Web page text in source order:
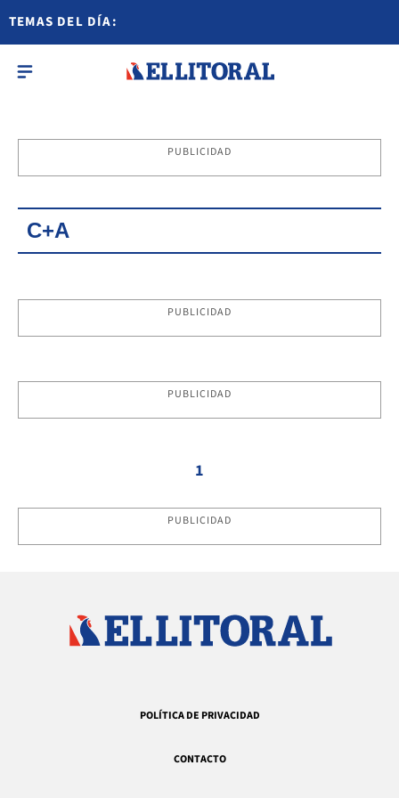
TEMAS DEL DÍA:
PUBLICIDAD
C+A
PUBLICIDAD
PUBLICIDAD
1
PUBLICIDAD
POLÍTICA DE PRIVACIDAD
CONTACTO